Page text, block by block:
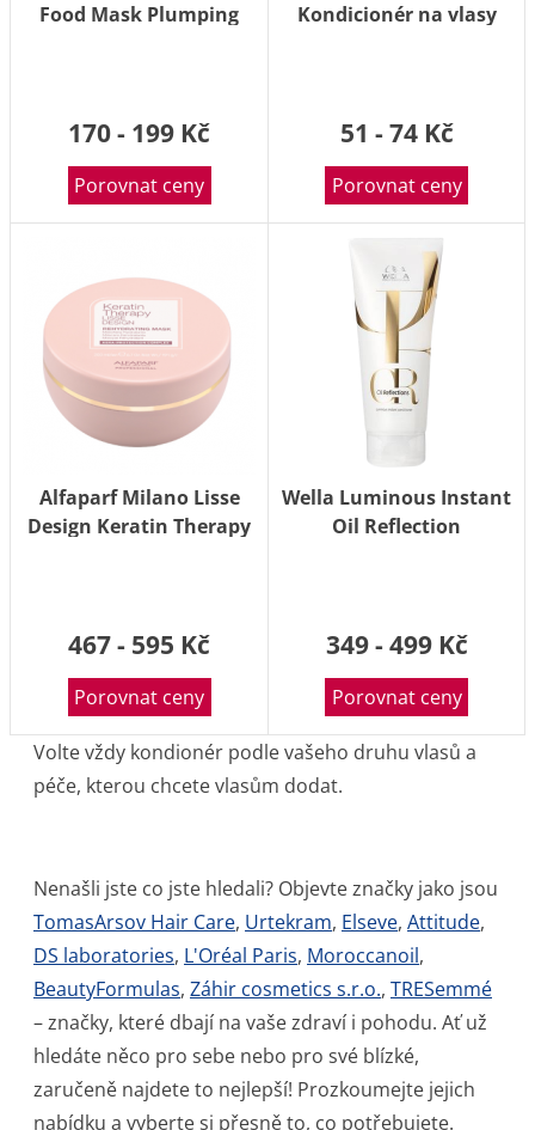
Food Mask Plumping
170 - 199 Kč
Porovnat ceny
Kondicionér na vlasy
51 - 74 Kč
Porovnat ceny
Alfaparf Milano Lisse
Design Keratin Therapy
467 - 595 Kč
Porovnat ceny
Wella Luminous Instant
Oil Reflection
349 - 499 Kč
Porovnat ceny
Volte vždy kondionér podle vašeho druhu vlasů a
péče, kterou chcete vlasům dodat.
Nenašli jste co jste hledali? Objevte značky jako jsou
TomasArsov Hair Care, Urtekram, Elseve, Attitude,
DS laboratories, L'Oréal Paris, Moroccanoil,
BeautyFormulas, Záhir cosmetics s.r.o., TRESemmé
– značky, které dbají na vaše zdraví i pohodu. Ať už
hledáte něco pro sebe nebo pro své blízké,
zaručeně najdete to nejlepší! Prozkoumejte jejich
nabídku a vyberte si přesně to, co potřebujete.